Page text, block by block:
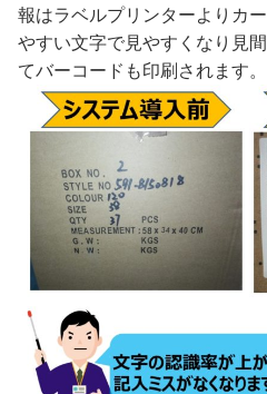
報はラベルプリンターよりカ
やすい文字で見やすくなり見
てバーコードも印刷されます。